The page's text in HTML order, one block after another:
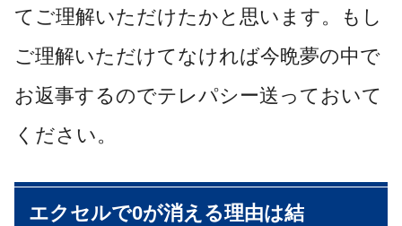
てご理解いただけたかと思います。もし
ご理解いただけてなければ今晩夢の中で
お返事するのでテレパシー送っておいて
ください。
エクセルで0が消える理由は結